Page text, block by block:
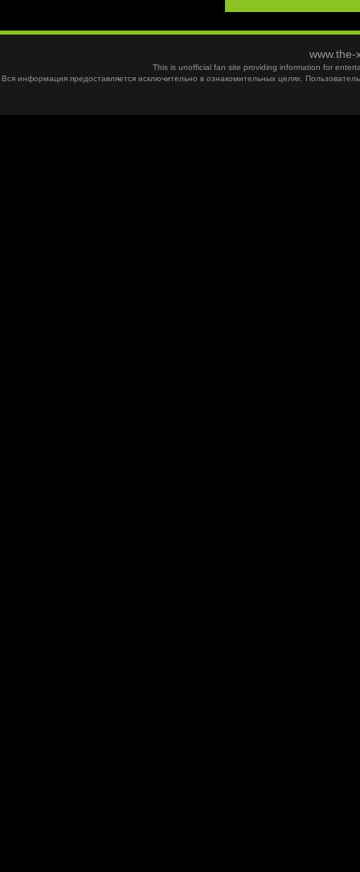
This is unofficial fan site providing information for
Вся информация предоставляется исключительно в ознакомительных целях.